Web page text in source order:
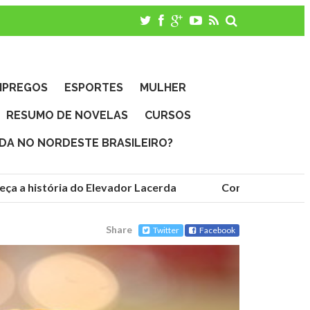
ESPORTES MULHER
RESUMO DE NOVELAS CURSOS
NO NORDESTE BRASILEIRO?
história do Elevador Lacerda Conheça as
Share Twitter Facebook